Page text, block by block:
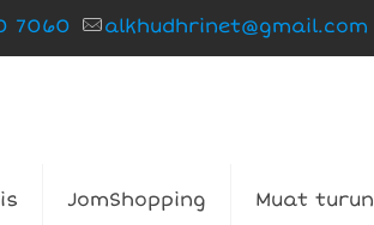
7060 alkhudhrinet@gmail.com
JomShopping Muat turun